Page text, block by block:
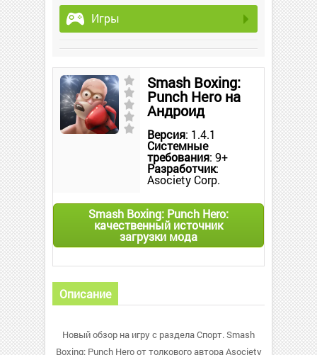
Игры
Smash Boxing:
Punch Hero на
Андроид
Версия: 1.4.1
Системные
требования: 9+
Разработчик:
Asociety Corp.
Smash Boxing: Punch Hero:
качественный источник
загрузки мода
Описание
Новый обзор на игру с раздела Спорт. Smash
Boxing: Punch Hero от толкового автора Asociety